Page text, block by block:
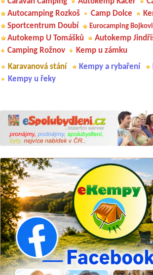
Autocamping Rozkoš
Camp Dolce
Sportcentrum Doubí
Eurocamping
Autokemp U Tomášků
Autokemp
Camping Rožnov
Kemp u zámku
Karavanová stání
Kempy a rybaření
Kempy u řeky